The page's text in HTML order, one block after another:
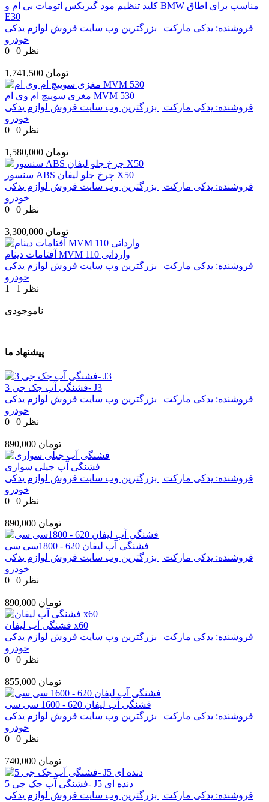
کلید تنظیم مود گیربکس اتومات بی ام و BMW مناسب برای اطاق
E30
فروشنده: یدکی مارکت | بزرگترین وب سایت فروش لوازم یدکی
خودرو
0 | 0 نظر
1,741,500 تومان
مغزی سوییچ ام وی ام MVM 530
فروشنده: یدکی مارکت | بزرگترین وب سایت فروش لوازم یدکی
خودرو
0 | 0 نظر
1,580,000 تومان
سنسور ABS چرخ جلو لیفان X50
فروشنده: یدکی مارکت | بزرگترین وب سایت فروش لوازم یدکی
خودرو
0 | 0 نظر
3,300,000 تومان
آفتامات دینام MVM 110 وارداتی
فروشنده: یدکی مارکت | بزرگترین وب سایت فروش لوازم یدکی
خودرو
1 | 1 نظر
ناموجودی
پیشنهاد ما
فشنگی آب جک جی 3- J3
فروشنده: یدکی مارکت | بزرگترین وب سایت فروش لوازم یدکی
خودرو
0 | 0 نظر
890,000 تومان
فشنگی آب جیلی سواری
فروشنده: یدکی مارکت | بزرگترین وب سایت فروش لوازم یدکی
خودرو
0 | 0 نظر
890,000 تومان
فشنگی آب لیفان 620 - 1800سی سی
فروشنده: یدکی مارکت | بزرگترین وب سایت فروش لوازم یدکی
خودرو
0 | 0 نظر
890,000 تومان
فشنگی آب لیفان x60
فروشنده: یدکی مارکت | بزرگترین وب سایت فروش لوازم یدکی
خودرو
0 | 0 نظر
855,000 تومان
فشنگی آب لیفان 620 - 1600 سی سی
فروشنده: یدکی مارکت | بزرگترین وب سایت فروش لوازم یدکی
خودرو
0 | 0 نظر
740,000 تومان
فشنگی آب جک جی 5- J5 دنده ای
فروشنده: یدکی مارکت | بزرگترین وب سایت فروش لوازم یدکی